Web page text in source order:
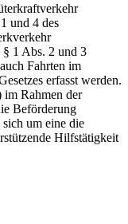
und 4 des
1 Abs. 2 und 3
Fahrten im
erfasst werden.
im Rahmen der
Beförderung
um eine die
Hilfstätigkeit